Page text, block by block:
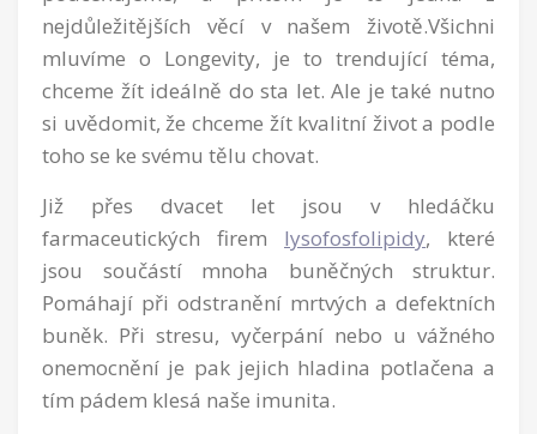
nejdůležitějších věcí v našem životě.Všichni
mluvíme o Longevity, je to trendující téma,
chceme žít ideálně do sta let. Ale je také nutno
si uvědomit, že chceme žít kvalitní život a podle
toho se ke svému tělu chovat.
Již přes dvacet let jsou v hledáčku
farmaceutických firem
lysofosfolipidy, které
jsou součástí mnoha buněčných struktur.
Pomáhají při odstranění mrtvých a defektních
buněk. Při stresu, vyčerpání nebo u vážného
onemocnění je pak jejich hladina potlačena a
tím pádem klesá naše imunita.